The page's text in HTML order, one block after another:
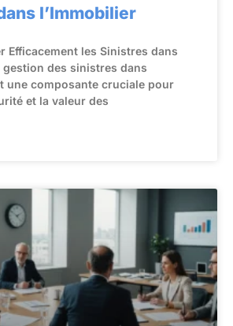
l’Immobilier
Efficacement les Sinistres dans
gestion des sinistres dans
une composante cruciale pour
et la valeur des